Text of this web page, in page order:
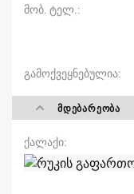
მობ. ტელ.
გამოქვეყნებულია
ᲛᲓᲔᲑᲐᲠᲔᲝᲑᲐ
ქალაქი